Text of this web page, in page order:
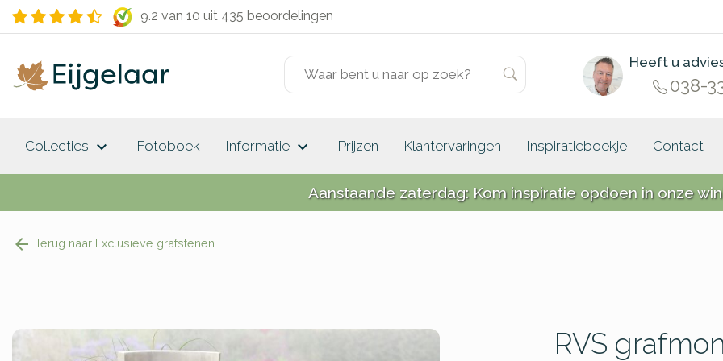
9.2 van 10 uit 435 beoordelingen
Heeft u
038-
Collecties keyboard_arrow_down Fotoboek Informatie keyboard_arrow_down Prijzen Klantervaringen Inspiratieboekje Contact
Aanstaande zaterdag: Kom inspiratie opdoen in onze
Terug naar Exclusieve grafstenen
RVS